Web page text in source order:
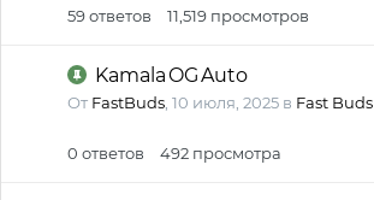
59ответов 11,519 просмотров
Kamala OG Auto
От FastBuds 10 июля, 2025 в Fast Buds
0 ответов 492 просмотра